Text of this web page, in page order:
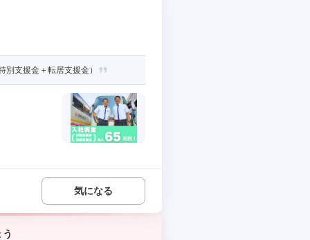
支援金＋転居支援金）
気になる